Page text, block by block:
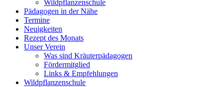
Wildpflanzenschule
Pädagogen in der Nähe
Termine
Neuigkeiten
Rezept des Monats
Unser Verein
Was sind Kräuterpädagogen
Fördermitglied
Links & Empfehlungen
Wildpflanzenschule